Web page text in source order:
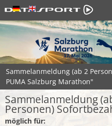
Sammelanmeldung (ab 2
PUMA Salzburg Marathon"
Sammelanmeldung
Personen)
möglich für: